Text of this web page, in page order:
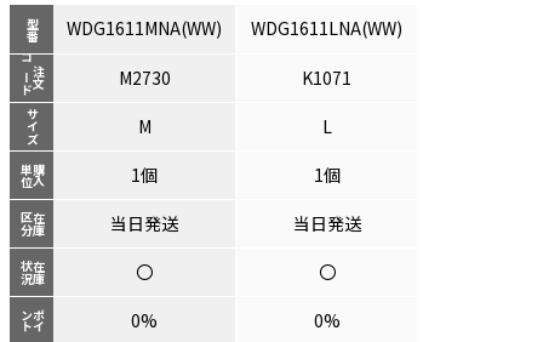
型番
注文
コード
サイズ
購入
単位
在庫
区分
在庫
状況
ポイ
ント
WDG1611MNA(WW) WDG1611LNA(WW)
M2730
K1071
M
L
1個
1個
当日発送
当日発送
〇
〇
0%
0%